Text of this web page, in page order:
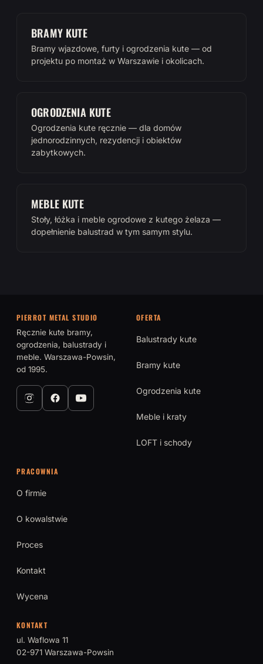
BRAMY KUTE
Bramy wjazdowe, furty i ogrodzenia kute — od
projektu po montaż w Warszawie i okolicach.
OGRODZENIA KUTE
Ogrodzenia kute ręcznie — dla domów
jednorodzinnych, rezydencji i obiektów
zabytkowych.
MEBLE KUTE
Stoły, łóżka i meble ogrodowe z kutego żelaza —
dopełnienie balustrad w tym samym stylu.
PIERROT METAL STUDIO
Ręcznie kute bramy,
ogrodzenia, balustrady i
meble. Warszawa-Powsin,
od 1995.
OFERTA
Balustrady kute
Bramy kute
Ogrodzenia kute
Meble i kraty
LOFT i schody
PRACOWNIA
O firmie
O kowalstwie
Proces
Kontakt
Wycena
KONTAKT
ul. Waflowa 11
02-971 Warszawa-Powsin